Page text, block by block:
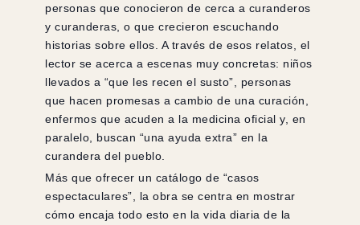
personas que conocieron de cerca a curanderos
y curanderas, o que crecieron escuchando
historias sobre ellos. A través de esos relatos, el
lector se acerca a escenas muy concretas: niños
llevados a “que les recen el susto”, personas
que hacen promesas a cambio de una curación,
enfermos que acuden a la medicina oficial y, en
paralelo, buscan “una ayuda extra” en la
curandera del pueblo.
Más que ofrecer un catálogo de “casos
espectaculares”, la obra se centra en mostrar
cómo encaja todo esto en la vida diaria de la